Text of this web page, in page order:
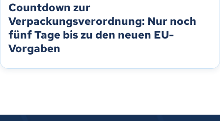
Countdown zur
Verpackungsverordnung: Nur noch
fünf Tage bis zu den neuen EU-
Vorgaben